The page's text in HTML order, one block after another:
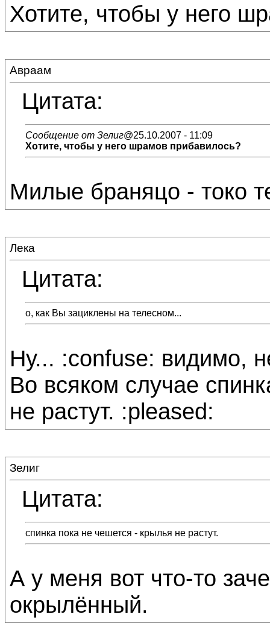
Хотите, чтобы у него
Авраам
Цитата:
Сообщение от Зелиг@25.10.2007 - 11:09
Хотите, чтобы у него шрамов прибавилось?
Милые браняцо - токо
Лека
Цитата:
о, как Вы зациклены на телесном...
Ну... :confuse: видимо,
Во всяком случае
не растут. :pleased:
Зелиг
Цитата:
спинка пока не чешется - крылья не растут.
А у меня вот что-то
окрылённый.